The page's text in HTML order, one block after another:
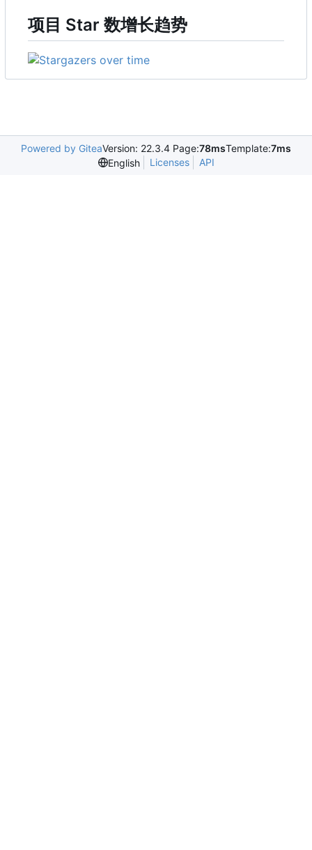
项目 Star 数增长趋势
Powered by GiteaVersion: 22.3.4 Page:78msTemplate:7ms
English
Licenses API